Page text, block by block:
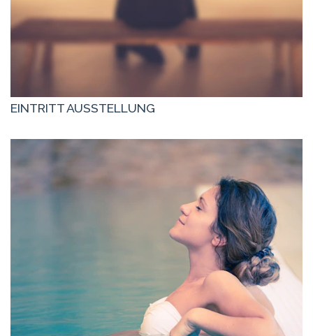
EINTRITT AUSSTELLUNG